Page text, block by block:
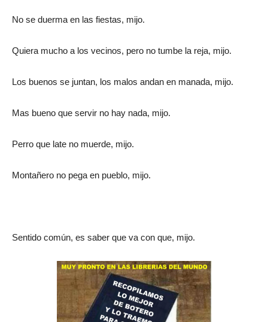
No se duerma en las fiestas, mijo.
Quiera mucho a los vecinos, pero no tumbe la reja, mijo.
Los buenos se juntan, los malos andan en manada, mijo.
Mas bueno que servir no hay nada, mijo.
Perro que late no muerde, mijo.
Montañero no pega en pueblo, mijo.
Sentido común, es saber que va con que, mijo.